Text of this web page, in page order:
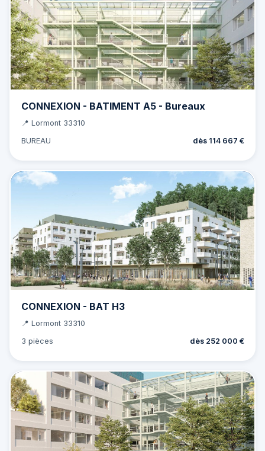
CONNEXION - BATIMENT A5 - Bureaux
📍 Lormont 33310
BUREAU
dès 114 667 €
CONNEXION - BAT H3
📍 Lormont 33310
3 pièces
dès 252 000 €